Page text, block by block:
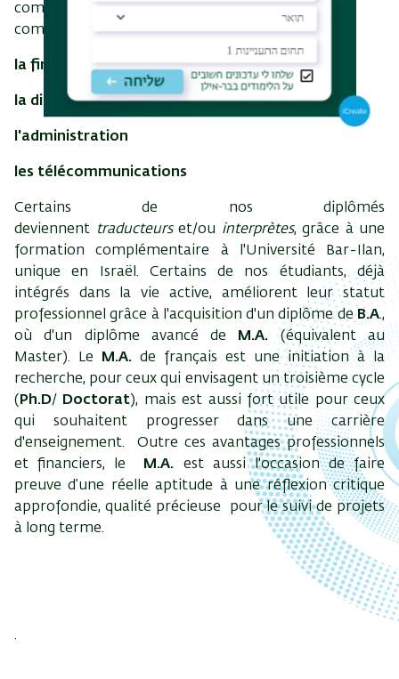
complémentaire appréciable dans des domaines
comme
la finance
la diplomatie
l'administration
les télécommunications
Certains de nos diplômés
deviennent traducteurset/ou interprètes, grâce à une
formation complémentaire à l'Université Bar-Ilan,
unique en Israël. Certains de nos étudiants, déjà
intégrés dans la vie active, améliorent leur statut
professionnel grâce à l'acquisition d'un diplôme de B.A.,
où d'un diplôme avancé de M.A. (équivalent au
Master). Le M.A. de français est une initiation à la
recherche, pour ceux qui envisagent un troisième cycle
(Ph.D/ Doctorat), mais est aussi fort utile pour ceux
qui souhaitent progresser dans une carrière
d'enseignement. Outre ces avantages professionnels
et financiers, le M.A. est aussi l'occasion de faire
preuve d’une réelle aptitude à une réflexion critique
approfondie, qualité précieuse pour le suivi de projets
à long terme.
.